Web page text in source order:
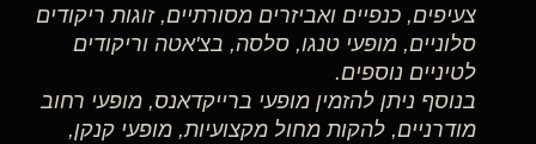
צעיפים, כנפיים ואביזרים מסורתיים, זוגות ריקודים
סלוניים, מופעי טנגו, סלסה, בצ'אטה וריקודים
לטיניים נוספים.
בנוסף ניתן להזמין מופעי ברייקדאנס, מופעי רחוב
מודרניים, להקות מחול מקצועיות, מופעי קנקן,